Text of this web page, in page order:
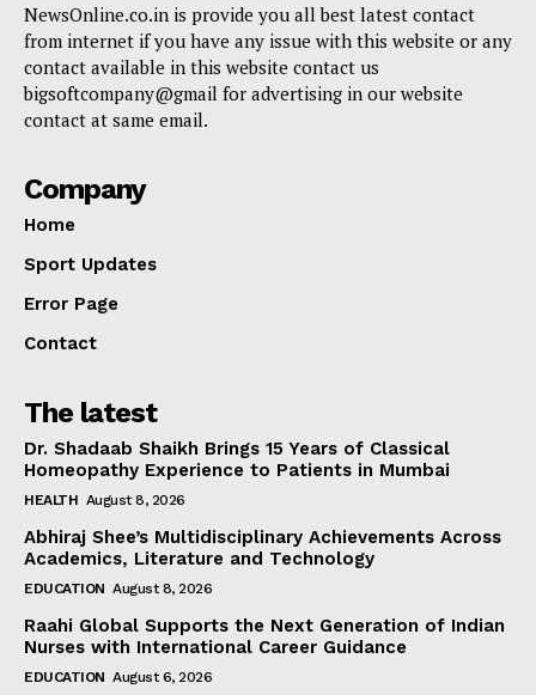
NewsOnline.co.in is provide you all best latest contact
from internet if you have any issue with this website or any
contact available in this website contact us
bigsoftcompany@gmail for advertising in our website
contact at same email.
Company
Home
Sport Updates
Error Page
Contact
The latest
Dr. Shadaab Shaikh Brings 15 Years of Classical
Homeopathy Experience to Patients in Mumbai
HEALTH August 8, 2026
Abhiraj Shee’s Multidisciplinary Achievements Across
Academics, Literature and Technology
EDUCATION August 8, 2026
Raahi Global Supports the Next Generation of Indian
Nurses with International Career Guidance
EDUCATION August 6, 2026